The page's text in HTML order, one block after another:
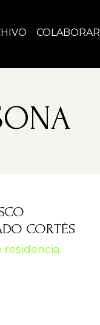
COLABORAR
CORTÉS
residencia: